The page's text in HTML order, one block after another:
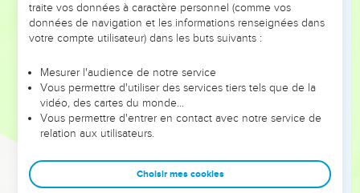
des péchés. »
Des non-Juifs reçoivent le Saint-Esprit
Pierre parlait encore quand le Saint-Esprit descendit sur
tous ceux qui écoutaient la parole.
Tous les croyants circoncis qui étaient venus avec Pierre
furent stupéfaits de ce que le don du Saint-Esprit était
déversé même sur les non-Juifs.
En effet, ils les entendaient parler en langues et célébrer
traite vos données à caractère personnel (comme vos
données de navigation et les informations renseignées dans
votre compte utilisateur) dans les buts suivants :
Mesurer l'audience de notre service
Vous permettre d'utiliser des services tiers tels que de la
vidéo, des cartes du monde…
Vous permettre d'entrer en contact avec notre service de
relation aux utilisateurs.
Choisir mes cookies